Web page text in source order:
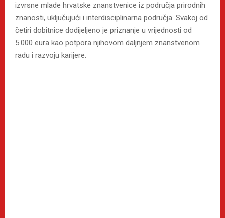
izvrsne mlade hrvatske znanstvenice iz područja prirodnih
znanosti, uključujući i interdisciplinarna područja. Svakoj od
četiri dobitnice dodijeljeno je priznanje u vrijednosti od
5.000 eura kao potpora njihovom daljnjem znanstvenom
radu i razvoju karijere.